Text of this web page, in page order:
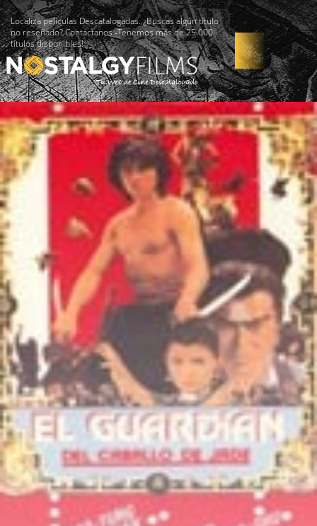
Localiza películas Descatalogadas. ¿Buscas algún título
no reseñado? Contáctanos -Tenemos más de 25.000
títulos disponibles!